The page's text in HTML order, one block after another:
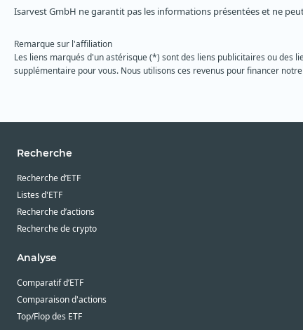
Isarvest GmbH ne garantit pas les informations présentées et ne
Remarque sur l'affiliation
Les liens marqués d'un astérisque (*) sont des liens publicitaires ou des
supplémentaire pour vous. Nous utilisons ces revenus pour financer
Recherche
Recherche d’ETF
Listes d'ETF
Recherche d’actions
Recherche de crypto
Analyse
Comparatif d’ETF
Comparaison d'actions
Top/Flop des ETF